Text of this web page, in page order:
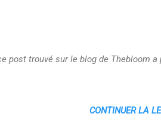
post trouvé sur le blog de Thebloom a
CONTINUER LA